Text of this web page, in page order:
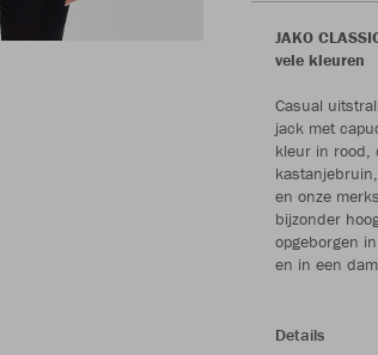
JAKO
vele kleuren
Casual
jack met
kleur in rood,
en onze
bijzonder
opgeborgen
en in een
Details